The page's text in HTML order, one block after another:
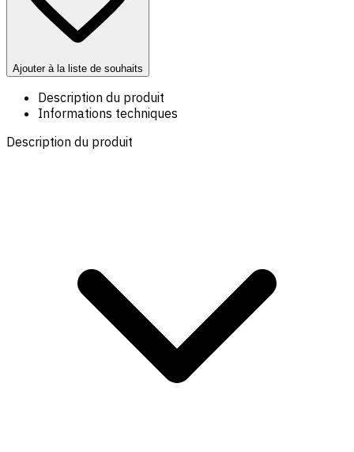
Ajouter à la liste de souhaits
Description du produit
Informations techniques
Description du produit